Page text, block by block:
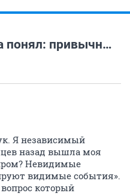
Я написал книгу, когда понял: привычные объяснения не работают
Я независимый
назад вышла моя
Невидимые
видимые события».
который